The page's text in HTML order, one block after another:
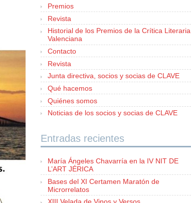
Premios
Revista
Historial de los Premios de la Crítica Literaria
Valenciana
Contacto
Revista
Junta directiva, socios y socias de CLAVE
Qué hacemos
Quiénes somos
Noticias de los socios y socias de CLAVE
Entradas recientes
María Ángeles Chavarría en la IV NIT DE
L’ART JÉRICA
Bases del XI Certamen Maratón de
Microrrelatos